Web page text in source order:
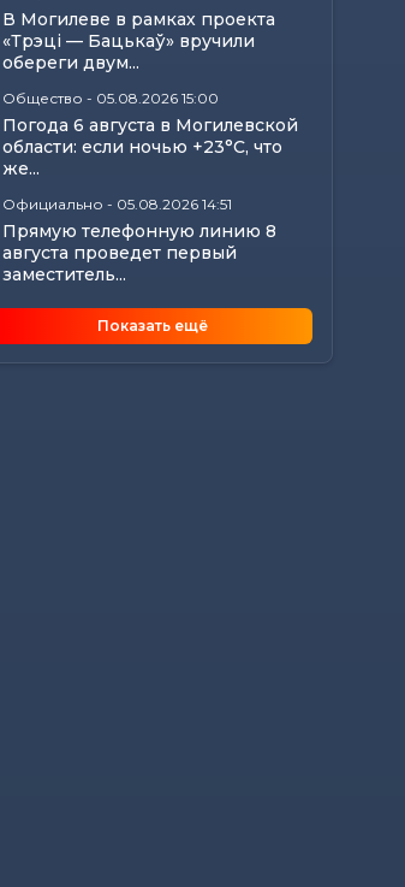
В Могилеве в рамках проекта
«Трэці — Бацькаў» вручили
обереги двум...
Общество - 05.08.2026 15:00
Погода 6 августа в Могилевской
области: если ночью +23°С, что
же...
Официально - 05.08.2026 14:51
Прямую телефонную линию 8
августа проведет первый
заместитель...
Общество -05.08.2026 11:13
Могилев готовится к
отопительному сезону: в
Показать ещё